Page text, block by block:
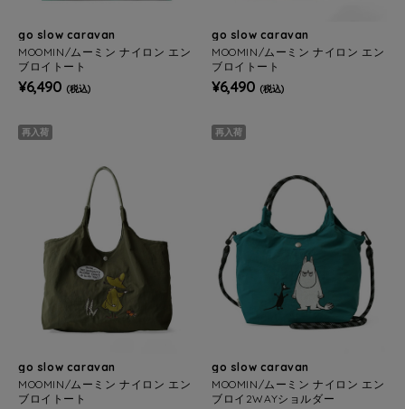
go slow caravan
MOOMIN/ムーミン ナイロン エン
ブロイトート
¥6,490 (税込)
go slow caravan
MOOMIN/ムーミン ナイロン エン
ブロイトート
¥6,490 (税込)
再入荷
go slow caravan
MOOMIN/ムーミン ナイロン エン
ブロイトート
再入荷
go slow caravan
MOOMIN/ムーミン ナイロン エン
ブロイ2WAYショルダー